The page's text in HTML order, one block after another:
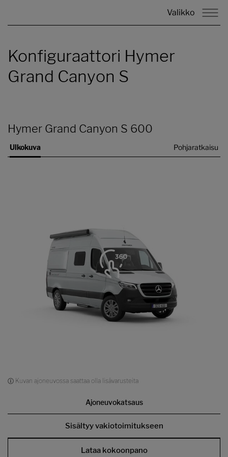
Valikko
Konfiguraattori Hymer
Grand Canyon S
Hymer Grand Canyon S 600
Ulkokuva Pohjaratkaisu
Kuvan ajoneuvossa saattaa olla lisävarusteita
Ajoneuvokatsaus
Sisältyy vakiotoimitukseen
Lataa kokoonpano